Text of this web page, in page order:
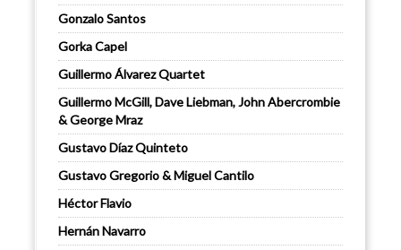
Gonzalo Santos
Gorka Capel
Guillermo Álvarez Quartet
Guillermo McGill, Dave Liebman, John Abercrombie
& George Mraz
Gustavo Díaz Quinteto
Gustavo Gregorio & Miguel Cantilo
Héctor Flavio
Hernán Navarro